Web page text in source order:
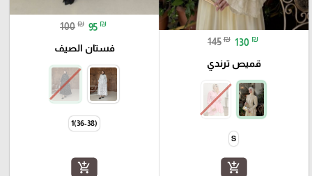
145 ₪ 130 ₪
قميص ترندي
S
add_shopping_cart
100 ₪ 95 ₪
فستان الصيف
(36-38)1
add_shopping_cart